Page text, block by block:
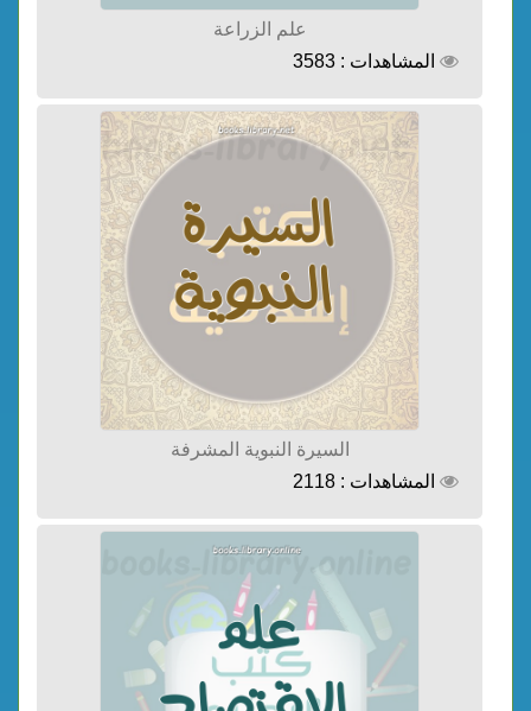
علم الزراعة
المشاهدات : 3583
السيرة النبوية المشرفة
المشاهدات : 2118